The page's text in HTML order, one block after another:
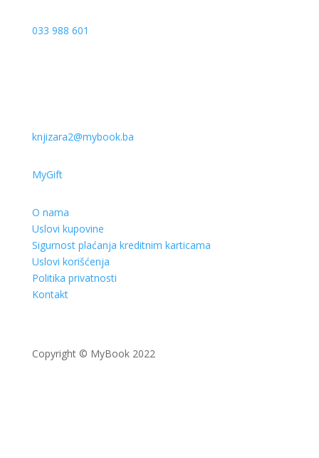
033 988 601
knjizara2@mybook.ba
MyGift
O nama
Uslovi kupovine
Sigurnost plaćanja kreditnim karticama
Uslovi korišćenja
Politika privatnosti
Kontakt
Copyright © MyBook 2022